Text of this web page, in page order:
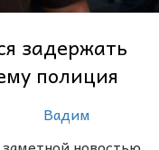
задержать
полиция
Вадим